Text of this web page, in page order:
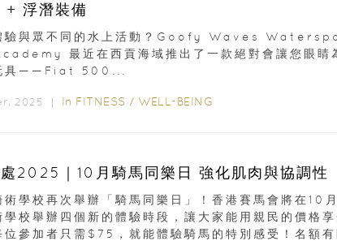
+ 浮潛裝備
驗與眾不同的水上活動？Goofy Waves
最近在西貢海域推出了一款絕對會讓您眼睛
具——Fiat 500...
2025 ｜ In FITNESS / WELL-BEING
2025｜10月騎馬同樂日 強化肌肉與協調性
術學校再次舉辦「騎馬同樂日」！香港賽馬會將在10
學校舉辦四個新的體驗時段，讓大家能用親民的價格享
位參加者只需$75，就能體驗騎馬的特別感受！名額有